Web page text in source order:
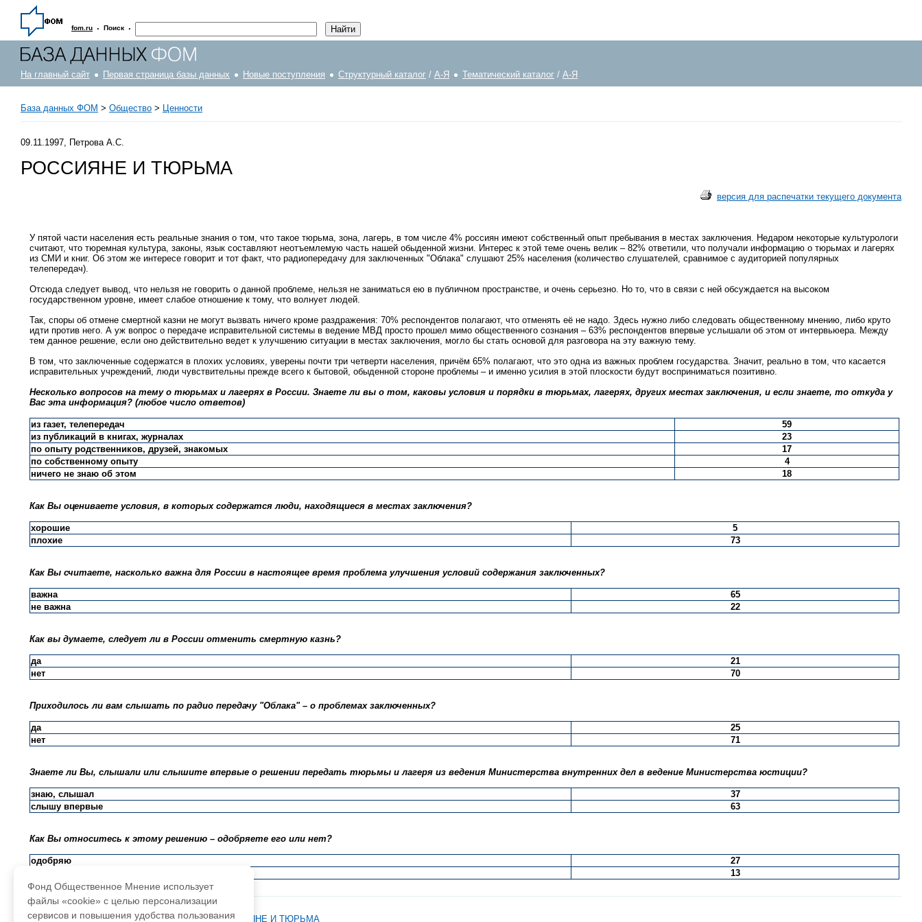
fom.ru · Поиск ·
На главный сайт Первая страница базы данных Новые поступления Структурный каталог / А-Я Тематический каталог / А-Я
База данных ФОМ > Общество > Ценности
09.11.1997, Петрова А.С.
РОССИЯНЕ И ТЮРЬМА
версия для распечатки текущего документа
У пятой части населения есть реальные знания о том, что такое тюрьма, зона, лагерь, в том числе 4% россиян имеют собственный опыт пребывания в местах заключения. Недаром некоторые культурологи
считают, что тюремная культура, законы, язык составляют неотъемлемую часть нашей обыденной жизни. Интерес к этой теме очень велик – 82% ответили, что получали информацию о тюрьмах и лагерях
из СМИ и книг. Об этом же интересе говорит и тот факт, что радиопередачу для заключенных "Облака" слушают 25% населения (количество слушателей, сравнимое с аудиторией популярных
телепередач).
Отсюда следует вывод, что нельзя не говорить о данной проблеме, нельзя не заниматься ею в публичном пространстве, и очень серьезно. Но то, что в связи с ней обсуждается на высоком
государственном уровне, имеет слабое отношение к тому, что волнует людей.
Так, споры об отмене смертной казни не могут вызвать ничего кроме раздражения: 70% респондентов полагают, что отменять её не надо. Здесь нужно либо следовать общественному мнению, либо круто
идти против него. А уж вопрос о передаче исправительной системы в ведение МВД просто прошел мимо общественного сознания – 63% респондентов впервые услышали об этом от интервьюера. Между
тем данное решение, если оно действительно ведет к улучшению ситуации в местах заключения, могло бы стать основой для разговора на эту важную тему.
В том, что заключенные содержатся в плохих условиях, уверены почти три четверти населения, причём 65% полагают, что это одна из важных проблем государства. Значит, реально в том, что касается
исправительных учреждений, люди чувствительны прежде всего к бытовой, обыденной стороне проблемы – и именно усилия в этой плоскости будут восприниматься позитивно.
Несколько вопросов на тему о тюрьмах и лагерях в России. Знаете ли вы о том, каковы условия и порядки в тюрьмах, лагерях, других местах заключения, и если знаете, то откуда у
Вас эта информация? (любое число ответов)
из газет, телепередач
59
из публикаций в книгах, журналах
23
по опыту родственников, друзей, знакомых
17
по собственному опыту
4
ничего не знаю об этом
18
Как Вы оцениваете условия, в которых содержатся люди, находящиеся в местах заключения?
хорошие
5
плохие
73
Как Вы считаете, насколько важна для России в настоящее время проблема улучшения условий содержания заключенных?
важна
65
не важна
22
Как вы думаете, следует ли в России отменить смертную казнь?
да
21
нет
70
Приходилось ли вам слышать по радио передачу "Облака" – о проблемах заключенных?
да
25
нет
71
Знаете ли Вы, слышали или слышите впервые о решении передать тюрьмы и лагеря из ведения Министерства внутренних дел в ведение Министерства юстиции?
знаю, слышал
37
слышу впервые
63
Как Вы относитесь к этому решению – одобряете его или нет?
одобряю
27
13
База данных ФОМ>Общество>Ценности>РОССИЯНЕ И ТЮРЬМА
Фонд Общественное Мнение использует
файлы «cookie» с целью персонализации
сервисов и повышения удобства пользования